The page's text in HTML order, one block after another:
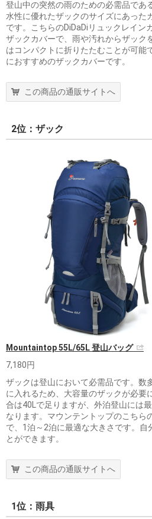
登山中の突然の雨のための必需品であ
水性に優れたザックのサイズにあった
です。こちらのDiDaDiリュックレイン
ザックカバーで、雨や汚れからザック
はコンパクトに折りたたむことが可能
におすすめのザックカバーです。
この商品の通販サイトへ
2位：ザック
Mountaintop 55L/65L 登山バッグ
7,180円
ザックは登山において必需品です。数
に入れるため、大容量のザックが必要
合は40Lで足りますが、外泊登山には
なります。マウンテントップのこちら
で、1泊～2泊に最適な大きさです。自
とができます。
この商品の通販サイトへ
1位：雨具